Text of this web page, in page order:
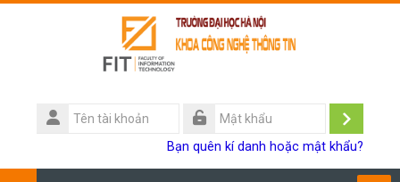
Tên
tài
Đăng
Bạn quên kí danh hoặc mật khẩu?